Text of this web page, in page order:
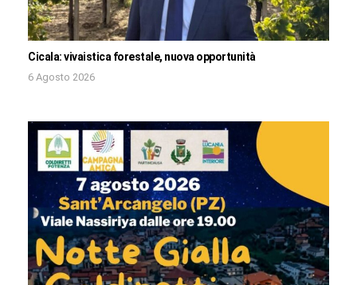
Cicala: vivaistica forestale, nuova opportunità
6 Agosto 2026